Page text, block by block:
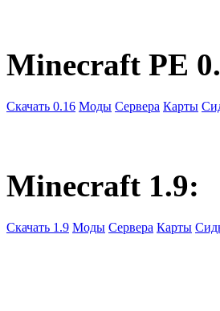
Minecraft PE
Скачать 0.16 Моды Сервера Карты
Minecraft 1.9:
Скачать 1.9 Моды Сервера Карты